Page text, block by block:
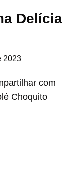
Delícia
2023
com
Choquito